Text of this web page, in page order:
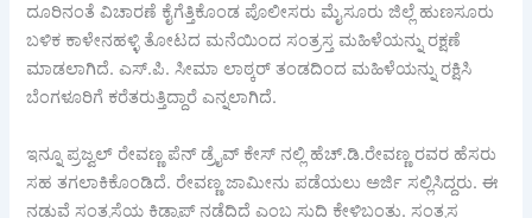
ದೂರಿನಂತೆ ವಿಚಾರಣೆ ಕೈಗೆತ್ತಿಕೊಂಡ ಪೊಲೀಸರು ಮೈಸೂರು ಜಿಲ್ಲೆ ಹುಣಸೂರು
ಬಳಿಕ ಕಾಳೇನಹಳ್ಳಿ ತೋಟದ ಮನೆಯಿಂದ ಸಂತ್ರಸ್ತ ಮಹಿಳೆಯನ್ನು ರಕ್ಷಣೆ
ಮಾಡಲಾಗಿದೆ. ಎಸ್.ಪಿ. ಸೀಮಾ ಲಾಠ್ಕರ್‍ ತಂಡದಿಂದ ಮಹಿಳೆಯನ್ನು ರಕ್ಷಿಸಿ
ಬೆಂಗಳೂರಿಗೆ ಕರೆತರುತ್ತಿದ್ದಾರೆ ಎನ್ನಲಾಗಿದೆ.
ಇನ್ನೂ ಪ್ರಜ್ವಲ್ ರೇವಣ್ಣ ಪೆನ್ ಡ್ರೈವ್ ಕೇಸ್ ನಲ್ಲಿ ಹೆಚ್.ಡಿ.ರೇವಣ್ಣ ರವರ ಹೆಸರು
ಸಹ ತಗಲಾಕಿಕೊಂಡಿದೆ. ರೇವಣ್ಣ ಜಾಮೀನು ಪಡೆಯಲು ಅರ್ಜಿ ಸಲ್ಲಿಸಿದ್ದರು. ಈ
ನಡುವೆ ಸಂತ್ರಸ್ತೆಯ ಕಿಡ್ನಾಪ್ ನಡೆದಿದೆ ಎಂಬ ಸುದ್ದಿ ಕೇಳಿಬಂತು. ಸಂತ್ರಸ್ತ